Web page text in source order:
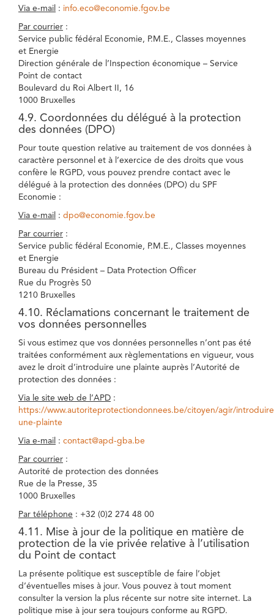
Via e-mail : info.eco@economie.fgov.be
Par courrier :
Service public fédéral Economie, P.M.E., Classes moyennes
et Energie
Direction générale de l’Inspection économique – Service
Point de contact
Boulevard du Roi Albert II, 16
1000 Bruxelles
4.9. Coordonnées du délégué à la protection
des données (DPO)
Pour toute question relative au traitement de vos données à
caractère personnel et à l’exercice de des droits que vous
confère le RGPD, vous pouvez prendre contact avec le
délégué à la protection des données (DPO) du SPF
Economie :
Via e-mail : dpo@economie.fgov.be
Par courrier :
Service public fédéral Economie, P.M.E., Classes moyennes
et Energie
Bureau du Président – Data Protection Officer
Rue du Progrès 50
1210 Bruxelles
4.10. Réclamations concernant le traitement de
vos données personnelles
Si vous estimez que vos données personnelles n’ont pas été
traitées conformément aux règlementations en vigueur, vous
avez le droit d’introduire une plainte auprès l’Autorité de
protection des données :
Via le site web de l’APD :
https://www.autoriteprotectiondonnees.be/citoyen/agir/
une-plainte
Via e-mail : contact@apd-gba.be
Par courrier :
Autorité de protection des données
Rue de la Presse, 35
1000 Bruxelles
Par téléphone : +32 (0)2 274 48 00
4.11. Mise à jour de la politique en matière de
protection de la vie privée relative à l’utilisation
du Point de contact
La présente politique est susceptible de faire l’objet
d’éventuelles mises à jour. Vous pouvez à tout moment
consulter la version la plus récente sur notre site internet. La
politique mise à jour sera toujours conforme au RGPD.